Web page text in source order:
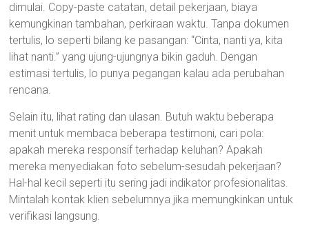
dimulai. Copy-paste catatan, detail pekerjaan, biaya
kemungkinan tambahan, perkiraan waktu. Tanpa dokumen
tertulis, lo seperti bilang ke pasangan: “Cinta, nanti ya, kita
lihat nanti.” yang ujung-ujungnya bikin gaduh. Dengan
estimasi tertulis, lo punya pegangan kalau ada perubahan
rencana.
Selain itu, lihat rating dan ulasan. Butuh waktu beberapa
menit untuk membaca beberapa testimoni, cari pola:
apakah mereka responsif terhadap keluhan? Apakah
mereka menyediakan foto sebelum-sesudah pekerjaan?
Hal-hal kecil seperti itu sering jadi indikator profesionalitas.
Mintalah kontak klien sebelumnya jika memungkinkan untuk
verifikasi langsung.